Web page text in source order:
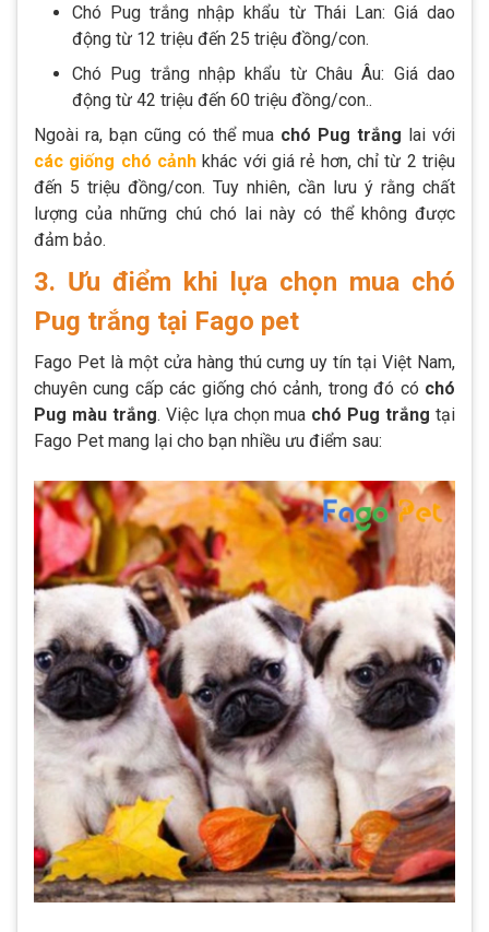
Chó Pug trắng nhập khẩu từ Thái Lan: Giá dao
động từ 12 triệu đến 25 triệu đồng/con.
Chó Pug trắng nhập khẩu từ Châu Âu: Giá dao
động từ 42 triệu đến 60 triệu đồng/con..
Ngoài ra, bạn cũng có thể mua chó Pug trắng lai với
các giống chó cảnh khác với giá rẻ hơn, chỉ từ 2 triệu
đến 5 triệu đồng/con. Tuy nhiên, cần lưu ý rằng chất
lượng của những chú chó lai này có thể không được
đảm bảo.
3. Ưu điểm khi lựa chọn mua chó
Pug trắng tại Fago pet
Fago Pet là một cửa hàng thú cưng uy tín tại Việt Nam,
chuyên cung cấp các giống chó cảnh, trong đó có chó
Pug màu trắng. Việc lựa chọn mua chó Pug trắngtại
Fago Pet mang lại cho bạn nhiều ưu điểm sau: